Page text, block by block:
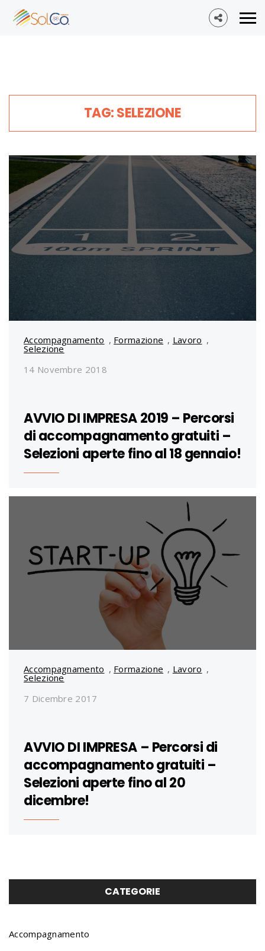
TAG: SELEZIONE
Accompagnamento , Formazione , Lavoro ,
Selezione
14 Novembre 2018
AVVIO DI IMPRESA 2019 – Percorsi
di accompagnamento gratuiti –
Selezioni aperte fino al 18 gennaio!
Accompagnamento , Formazione , Lavoro ,
Selezione
7 Dicembre 2017
AVVIO DI IMPRESA – Percorsi di
accompagnamento gratuiti –
Selezioni aperte fino al 20
dicembre!
CATEGORIE
Accompagnamento